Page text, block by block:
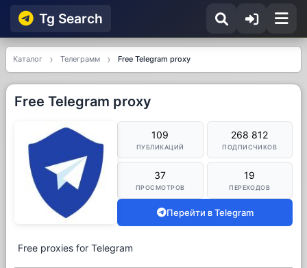
Tg Searсh
Каталог Телеграмм Free Telegram proxy
Free Telegram proxy
109
ПУБЛИКАЦИЙ
268 812
ПОДПИСЧИКОВ
37
ПРОСМОТРОВ
19
ПЕРЕХОДОВ
Перейти в Telegram
Free proxies for Telegram